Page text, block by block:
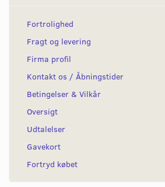
Fortrolighed
Fragt og levering
Firma profil
Kontakt os / Åbningstider
Betingelser & Vilkår
Oversigt
Udtalelser
Gavekort
Fortryd købet